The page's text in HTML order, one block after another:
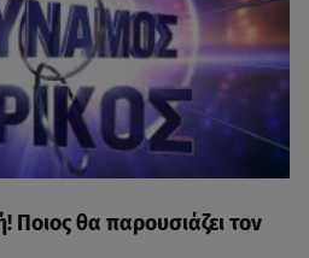
Ποιος θα παρουσιάζει τον